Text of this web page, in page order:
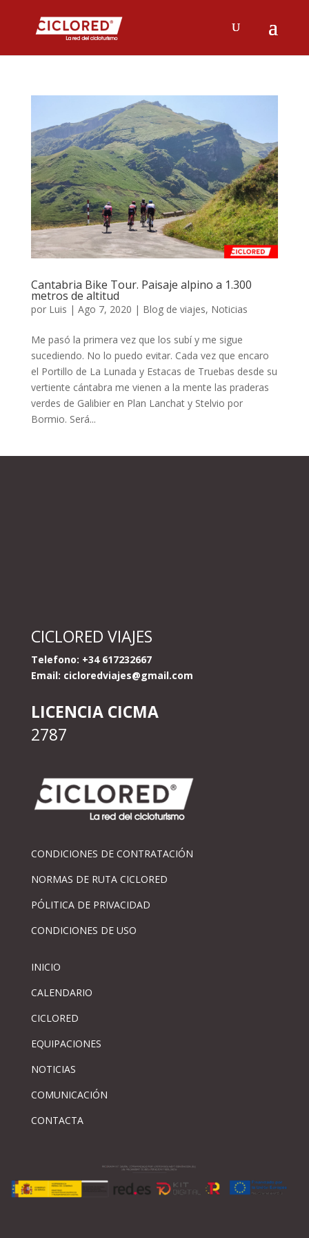
Cantabria Bike Tour. Paisaje alpino a 1.300
metros de altitud
por Luis | Ago 7, 2020 | Blog de viajes, Noticias
Me pasó la primera vez que los subí y me sigue
sucediendo. No lo puedo evitar. Cada vez que encaro
el Portillo de La Lunada y Estacas de Truebas desde su
vertiente cántabra me vienen a la mente las praderas
verdes de Galibier en Plan Lanchat y Stelvio por
Bormio. Será...
CICLORED VIAJES
Telefono: +34 617232667
Email: cicloredviajes@gmail.com
LICENCIA CICMA
2787
CONDICIONES DE CONTRATACIÓN
NORMAS DE RUTA CICLORED
PÓLITICA DE PRIVACIDAD
CONDICIONES DE USO
INICIO
CALENDARIO
CICLORED
EQUIPACIONES
NOTICIAS
COMUNICACIÓN
CONTACTA